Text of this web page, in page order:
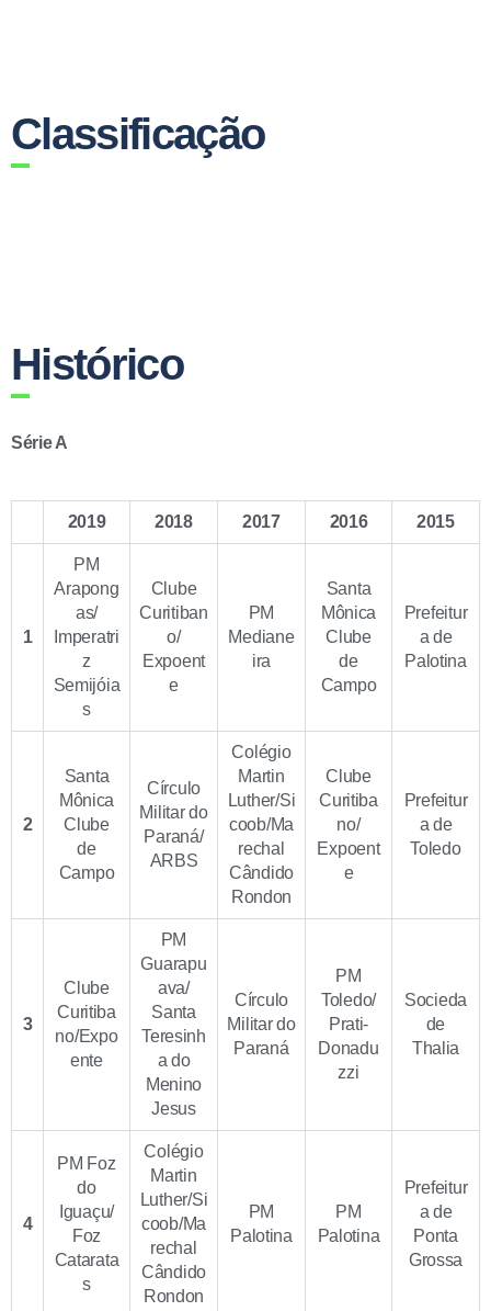
Classificação
Histórico
Série A
2019 2018 2017 2016 2015
1
PM
Arapong
as/
Imperatri
z
Semijóia
s
Clube
Curitiban
o/
Expoent
e
PM
Mediane
ira
Santa
Mônica
Clube
de
Campo
Prefeitur
a de
Palotina
2
Santa
Mônica
Clube
de
Campo
Círculo
Militar do
Paraná/
ARBS
Colégio
Martin
Luther/Si
coob/Ma
rechal
Cândido
Rondon
Clube
Curitiba
no/
Expoent
e
Prefeitur
a de
Toledo
3
Clube
Curitiba
no/Expo
ente
PM
Guarapu
ava/
Santa
Teresinh
a do
Menino
Jesus
Círculo
Militar do
Paraná
PM
Toledo/
Prati-
Donadu
zzi
Socieda
de
Thalia
4
PM Foz
do
Iguaçu/
Foz
Catarata
s
Colégio
Martin
Luther/Si
coob/Ma
rechal
Cândido
Rondon
PM
Palotina
PM
Palotina
Prefeitur
a de
Ponta
Grossa